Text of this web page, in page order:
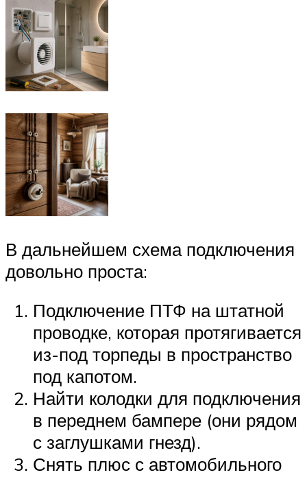
В дальнейшем схема подключения
довольно проста:
Подключение ПТФ на штатной
проводке, которая протягивается
из-под торпеды в пространство
под капотом.
Найти колодки для подключения
в переднем бампере (они рядом
с заглушками гнезд).
Снять плюс с автомобильного